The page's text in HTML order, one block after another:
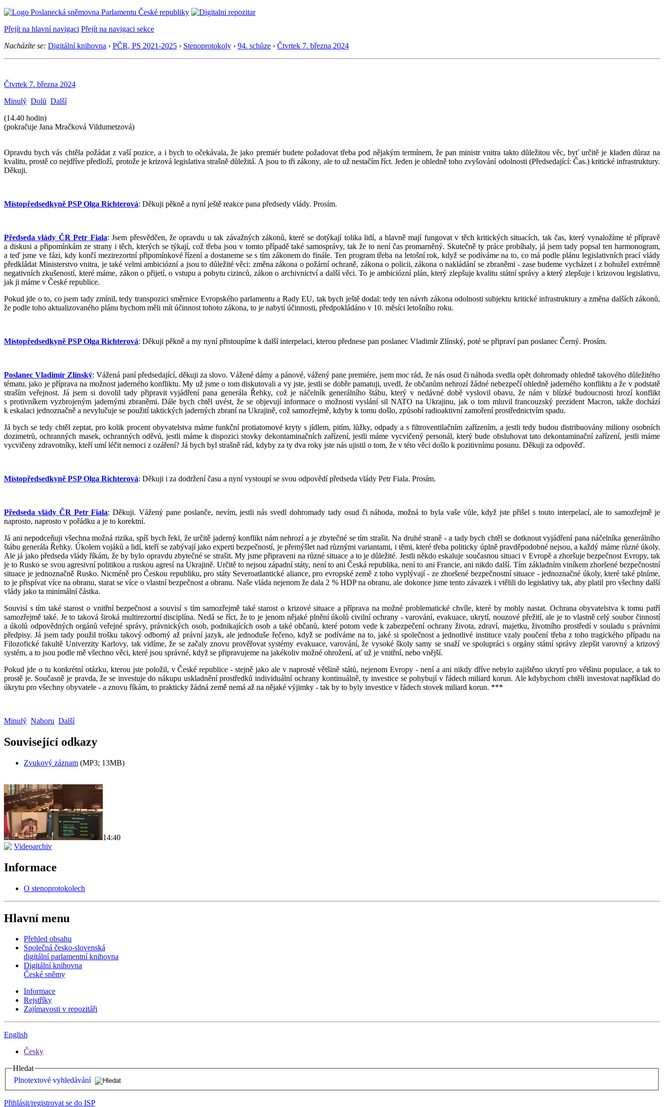
Přejít na hlavní navigaci Přejít na navigaci sekce
Nacházíte se: Digitální knihovna › PČR, PS 2021-2025 › Stenoprotokoly › 94. schůze › Čtvrtek 7. března 2024
Čtvrtek 7. března 2024
Minulý Dolů Další
(14.40 hodin)
(pokračuje Jana Mračková Vildumetzová)
Opravdu bych vás chtěla požádat z vaší pozice, a i bych to očekávala, že jako premiér budete požadovat třeba pod nějakým termínem, že pan ministr vnitra takto důležitou věc, byť určitě je kladen důraz na
kvalitu, prostě co nejdříve předloží, protože je krizová legislativa strašně důležitá. A jsou to tři zákony, ale to už nestačím říct. Jeden je ohledně toho zvyšování odolnosti (Předsedající: Čas.) kritické infrastruktury.
Děkuji.
Místopředsedkyně PSP Olga Richterová: Děkuji pěkně a nyní ještě reakce pana předsedy vlády. Prosím.
Předseda vlády ČR Petr Fiala: Jsem přesvědčen, že opravdu u tak závažných zákonů, které se dotýkají tolika lidí, a hlavně mají fungovat v těch kritických situacích, tak čas, který vynaložíme té přípravě
a diskusi a připomínkám ze strany i těch, kterých se týkají, což třeba jsou v tomto případě také samosprávy, tak že to není čas promarněný. Skutečně ty práce probíhaly, já jsem tady popsal ten harmonogram,
a teď jsme ve fázi, kdy končí mezirezortní připomínkové řízení a dostaneme se s tím zákonem do finále. Ten program třeba na letošní rok, když se podíváme na to, co má podle plánu legislativních prací vlády
předkládat Ministerstvo vnitra, je také velmi ambiciózní a jsou to důležité věci: změna zákona o požární ochraně, zákona o policii, zákona o nakládání se zbraněmi - zase budeme vycházet i z bohužel extrémně
negativních zkušeností, které máme, zákon o přijetí, o vstupu a pobytu cizinců, zákon o archivnictví a další věci. To je ambiciózní plán, který zlepšuje kvalitu státní správy a který zlepšuje i krizovou legislativu,
jak ji máme v České republice.
Pokud jde o to, co jsem tady zmínil, tedy transpozici směrnice Evropského parlamentu a Rady EU, tak bych ještě dodal: tedy ten návrh zákona odolnosti subjektu kritické infrastruktury a změna dalších zákonů,
že podle toho aktualizovaného plánu bychom měli mít účinnost tohoto zákona, to je nabytí účinnosti, předpokládáno v 10. měsíci letošního roku.
Místopředsedkyně PSP Olga Richterová: Děkuji pěkně a my nyní přistoupíme k další interpelaci, kterou přednese pan poslanec Vladimír Zlínský, poté se připraví pan poslanec Černý. Prosím.
Poslanec Vladimír Zlínský: Vážená paní předsedající, děkuji za slovo. Vážené dámy a pánové, vážený pane premiére, jsem moc rád, že nás osud či náhoda svedla opět dohromady ohledně takového důležitého
tématu, jako je příprava na možnost jaderného konfliktu. My už jsme o tom diskutovali a vy jste, jestli se dobře pamatuji, uvedl, že občanům nehrozí žádné nebezpečí ohledně jaderného konfliktu a že v podstatě
straším veřejnost. Já jsem si dovolil tady připravit vyjádření pana generála Řehky, což je náčelník generálního štábu, který v nedávné době vyslovil obavu, že nám v blízké budoucnosti hrozí konflikt
s protivníkem vyzbrojeným jadernými zbraněmi. Dále bych chtěl uvést, že se objevují informace o možnosti vyslání sil NATO na Ukrajinu, jak o tom mluvil francouzský prezident Macron, takže dochází
k eskalaci jednoznačně a nevylučuje se použití taktických jaderných zbraní na Ukrajině, což samozřejmě, kdyby k tomu došlo, způsobí radioaktivní zamoření prostřednictvím spadu.
Já bych se tedy chtěl zeptat, pro kolik procent obyvatelstva máme funkční protiatomové kryty s jídlem, pitím, lůžky, odpady a s filtroventilačním zařízením, a jestli tedy budou distribuovány miliony osobních
dozimetrů, ochranných masek, ochranných oděvů, jestli máme k dispozici stovky dekontaminačních zařízení, jestli máme vycvičený personál, který bude obsluhovat tato dekontaminační zařízení, jestli máme
vycvičeny zdravotníky, kteří umí léčit nemoci z ozáření? Já bych byl strašně rád, kdyby za ty dva roky jste nás ujistil o tom, že v této věci došlo k pozitivnímu posunu. Děkuji za odpověď.
Místopředsedkyně PSP Olga Richterová: Děkuji i za dodržení času a nyní vystoupí se svou odpovědí předseda vlády Petr Fiala. Prosím.
Předseda vlády ČR Petr Fiala: Děkuji. Vážený pane poslanče, nevím, jestli nás svedl dohromady tady osud či náhoda, možná to byla vaše vůle, když jste přišel s touto interpelací, ale to samozřejmě je
naprosto, naprosto v pořádku a je to korektní.
Já ani nepodceňuji všechna možná rizika, spíš bych řekl, že určitě jaderný konflikt nám nehrozí a je zbytečné se tím strašit. Na druhé straně - a tady bych chtěl se dotknout vyjádření pana náčelníka generálního
štábu generála Řehky. Úkolem vojáků a lidí, kteří se zabývají jako experti bezpečností, je přemýšlet nad různými variantami, i těmi, které třeba politicky úplně pravděpodobné nejsou, a každý máme různé úkoly.
Ale já jako předseda vlády říkám, že by bylo opravdu zbytečné se strašit. My jsme připraveni na různé situace a to je důležité. Jestli někdo eskaluje současnou situaci v Evropě a zhoršuje bezpečnost Evropy, tak
je to Rusko se svou agresivní politikou a ruskou agresí na Ukrajině. Určitě to nejsou západní státy, není to ani Česká republika, není to ani Francie, ani nikdo další. Tím základním viníkem zhoršené bezpečnostní
situace je jednoznačně Rusko. Nicméně pro Českou republiku, pro státy Severoatlantické aliance, pro evropské země z toho vyplývají - ze zhoršené bezpečnostní situace - jednoznačné úkoly, které také plníme,
to je přispívat více na obranu, starat se více o vlastní bezpečnost a obranu. Naše vláda nejenom že dala 2 % HDP na obranu, ale dokonce jsme tento závazek i vtělili do legislativy tak, aby platil pro všechny další
vlády jako ta minimální částka.
Souvisí s tím také starost o vnitřní bezpečnost a souvisí s tím samozřejmě také starost o krizové situace a příprava na možné problematické chvíle, které by mohly nastat. Ochrana obyvatelstva k tomu patří
samozřejmě také. Je to taková široká multirezortní disciplína. Nedá se říct, že to je jenom nějaké plnění úkolů civilní ochrany - varování, evakuace, ukrytí, nouzové přežití, ale je to vlastně celý soubor činností
a úkolů odpovědných orgánů veřejné správy, právnických osob, podnikajících osob a také občanů, které potom vede k zabezpečení ochrany života, zdraví, majetku, životního prostředí v souladu s právními
předpisy. Já jsem tady použil trošku takový odborný až právní jazyk, ale jednoduše řečeno, když se podíváme na to, jaké si společnost a jednotlivé instituce vzaly poučení třeba z toho tragického případu na
Filozofické fakultě Univerzity Karlovy, tak vidíme, že se začaly znovu prověřovat systémy evakuace, varování, že vysoké školy samy se snaží ve spolupráci s orgány státní správy zlepšit varovný a krizový
systém, a to jsou podle mě všechno věci, které jsou správné, když se připravujeme na jakékoliv možné ohrožení, ať už je vnitřní, nebo vnější.
Pokud jde o tu konkrétní otázku, kterou jste položil, v České republice - stejně jako ale v naprosté většině států, nejenom Evropy - není a ani nikdy dříve nebylo zajištěno ukrytí pro většinu populace, a tak to
prostě je. Současně je pravda, že se investuje do nákupu uskladnění prostředků individuální ochrany kontinuálně, ty investice se pohybují v řádech miliard korun. Ale kdybychom chtěli investovat například do
úkrytu pro všechny obyvatele - a znovu říkám, to prakticky žádná země nemá až na nějaké výjimky - tak by to byly investice v řádech stovek miliard korun. ***
Minulý Nahoru Další
Související odkazy
Zvukový záznam (MP3; 13MB)
14:40
Videoarchiv
Informace
O stenoprotokolech
Hlavní menu
Přehled obsahu
Společná česko-slovenská
digitální parlamentní knihovna
Digitální knihovna
České sněmy
Informace
Rejstříky
Zajímavosti v repozitáři
English
Česky
Hledat
Plnotextové vyhledávání
Přihlásit/registrovat se do ISP